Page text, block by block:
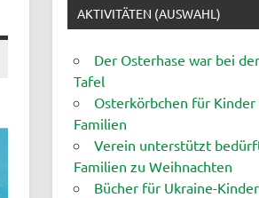
AKTIVITÄTEN (AUSWAHL)
Der Osterhase war bei
Tafel
Osterkörbchen für
Familien
Verein unterstützt
Familien zu Weihnachten
Bücher für Ukraine-